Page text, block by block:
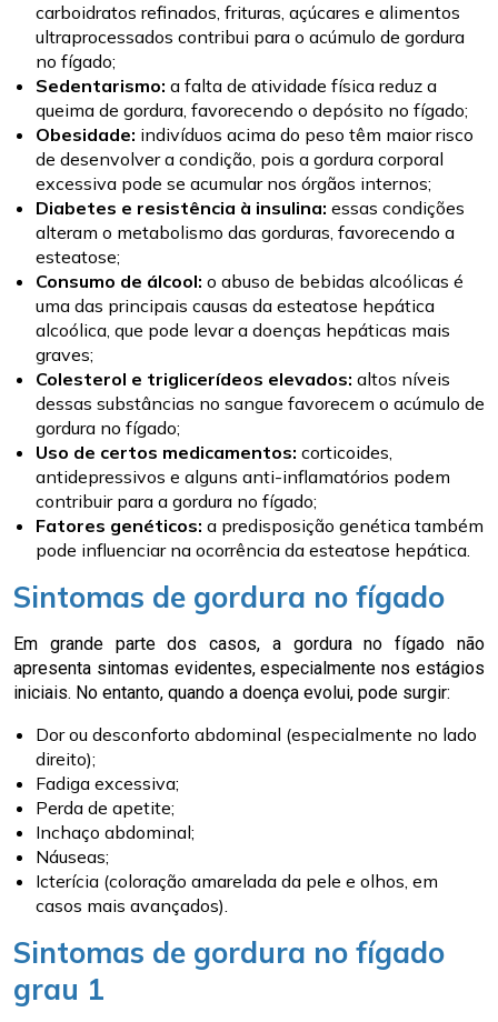
carboidratos refinados, frituras, açúcares e alimentos
ultraprocessados contribui para o acúmulo de gordura
no fígado;
Sedentarismo: a falta de atividade física reduz a
queima de gordura, favorecendo o depósito no fígado;
Obesidade: indivíduos acima do peso têm maior risco
de desenvolver a condição, pois a gordura corporal
excessiva pode se acumular nos órgãos internos;
Diabetes e resistência à insulina: essas condições
alteram o metabolismo das gorduras, favorecendo a
esteatose;
Consumo de álcool: o abuso de bebidas alcoólicas é
uma das principais causas da esteatose hepática
alcoólica, que pode levar a doenças hepáticas mais
graves;
Colesterol e triglicerídeos elevados: altos níveis
dessas substâncias no sangue favorecem o acúmulo de
gordura no fígado;
Uso de certos medicamentos: corticoides,
antidepressivos e alguns anti-inflamatórios podem
contribuir para a gordura no fígado;
Fatores genéticos: a predisposição genética também
pode influenciar na ocorrência da esteatose hepática.
Sintomas de gordura no fígado
Em grande parte dos casos, a gordura no fígado não
apresenta sintomas evidentes, especialmente nos estágios
iniciais. No entanto, quando a doença evolui, pode surgir:
Dor ou desconforto abdominal (especialmente no lado
direito);
Fadiga excessiva;
Perda de apetite;
Inchaço abdominal;
Náuseas;
Icterícia (coloração amarelada da pele e olhos, em
casos mais avançados).
Sintomas de gordura no fígado
grau 1